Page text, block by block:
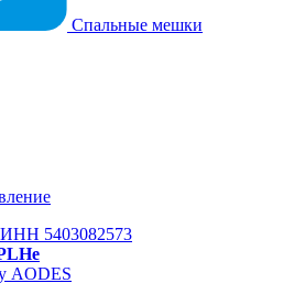
Спальные мешки
5403082573